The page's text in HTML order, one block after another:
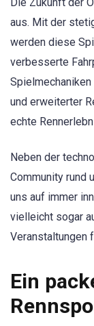
aus. Mit der
werden diese
verbesserte
und erweiterter
echte
Neben der
Community rund
uns auf immer
vielleicht sogar
Veranstaltungen
Ein